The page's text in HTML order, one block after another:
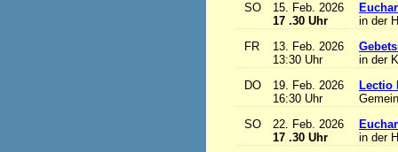
SO
15. Feb. 2026
17 .30 Uhr
in der
FR
13. Feb. 2026
13:30 Uhr
in der
DO
19. Feb. 2026
16:30 Uhr
Lectio
SO
22. Feb. 2026
17 .30 Uhr
in der